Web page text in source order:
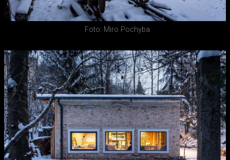
Foto: Miro Pochyba